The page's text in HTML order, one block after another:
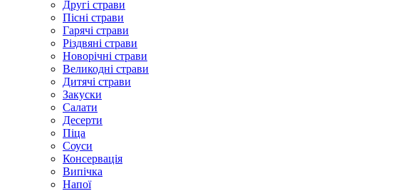
Другі страви
Пісні страви
Гарячі страви
Різдвяні страви
Новорічні страви
Великодні страви
Дитячі страви
Закуски
Салати
Десерти
Піца
Соуси
Консервація
Випічка
Напої